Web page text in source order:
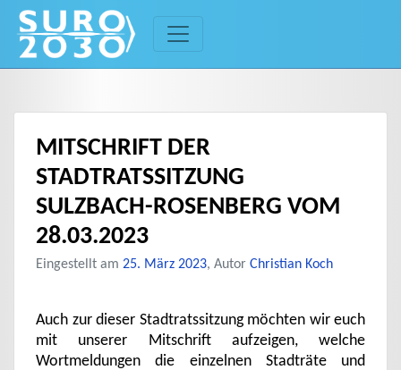
content
MITSCHRIFT DER
STADTRATSSITZUNG
SULZBACH-ROSENBERG VOM
28.03.2023
Eingestellt am 25. März 2023, Autor Christian Koch
Auch zur dieser Stadtratssitzung möchten wir euch
mit unserer Mitschrift aufzeigen, welche
Wortmeldungen die einzelnen Stadträte und